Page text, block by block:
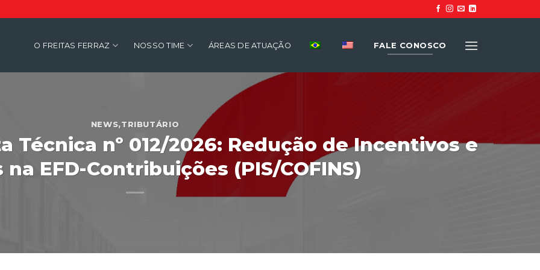
O FREITAS FERRAZ NOSSO TIME ÁREAS DE ATUAÇÃO FALE CONOSCO
NEWS,TRIBUTÁRIO
Técnica nº 012/2026: Redução de Incentivos e
EFD-Contribuições (PIS/COFINS)